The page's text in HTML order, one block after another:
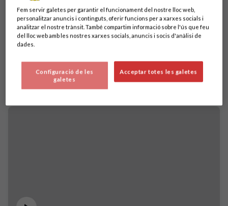
Fem servir galetes per garantir el funcionament del nostre lloc web,
personalitzar anuncis i continguts, oferir funcions per a xarxes socials i
analitzar el nostre trànsit. També compartim informació sobre l'ús que feu
del lloc web amb les nostres xarxes socials, anuncis i socis d'anàlisi de
dades.
Acceptar totes les galetes
Configuració de les
galetes